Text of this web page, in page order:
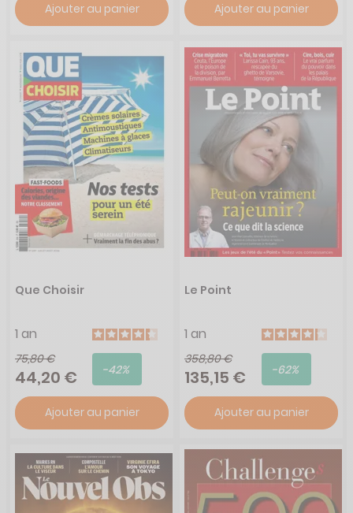
Ajouter au panier Ajouter au panier
Que Choisir
1 an
75,80 €
44,20 € -42%
Ajouter au panier
Le Point
1 an
358,80 €
135,15 € -62%
Ajouter au panier